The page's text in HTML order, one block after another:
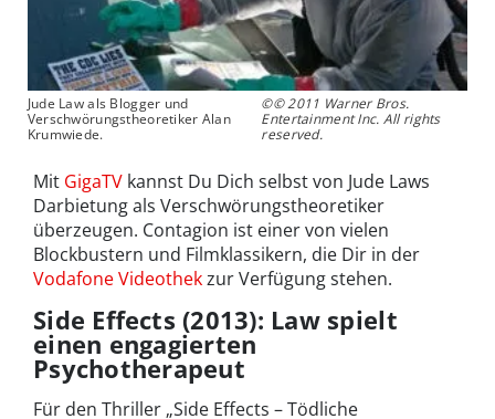
Jude Law als Blogger und
Verschwörungstheoretiker Alan
Krumwiede.
©© 2011 Warner Bros.
Entertainment Inc. All rights
reserved.
Mit GigaTV kannst Du Dich selbst von Jude Laws
Darbietung als Verschwörungstheoretiker
überzeugen. Contagion ist einer von vielen
Blockbustern und Filmklassikern, die Dir in der
Vodafone Videothekzur Verfügung stehen.
Side Effects (2013): Law spielt
einen engagierten
Psychotherapeut
Für den Thriller „Side Effects – Tödliche